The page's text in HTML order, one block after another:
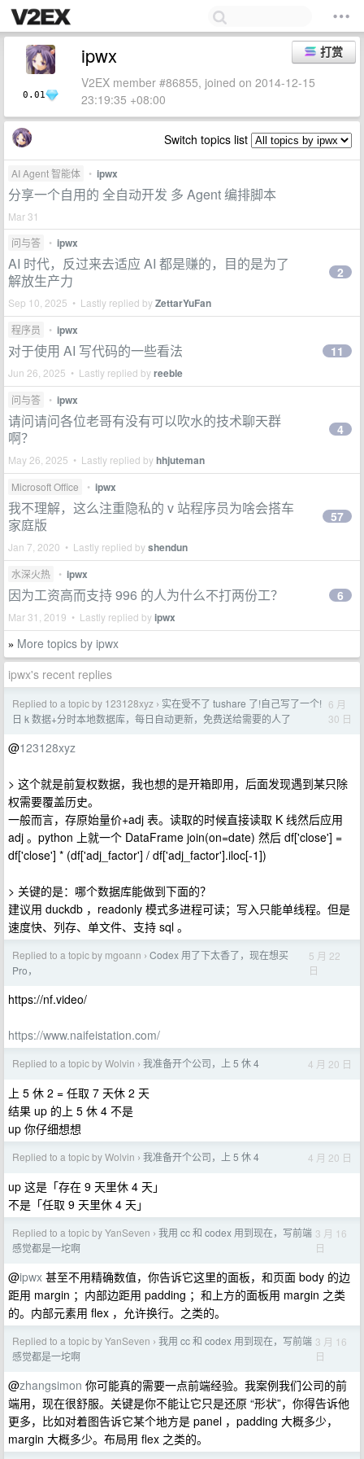
0.01
打赏
ipwx
V2EX member #86855, joined on 2014-12-15
23:19:35 +08:00
Switch topics list
AI Agent 智能体 • ipwx
分享一个自用的 全自动开发 多 Agent 编排脚本
Mar 31
问与答
• ipwx
AI 时代，反过来去适应 AI 都是赚的，目的是为了
解放生产力
Sep 10, 2025 • Lastly replied byZettarYuFan
2
程序员 • ipwx
对于使用 AI 写代码的一些看法
Jun 26, 2025 • Lastly replied byreeble
11
问与答 • ipwx
请问请问各位老哥有没有可以吹水的技术聊天群
啊？
May 26, 2025 • Lastly replied byhhjuteman
4
Microsoft Office • ipwx
我不理解，这么注重隐私的 v 站程序员为啥会搭车
家庭版
Jan 7, 2020 • Lastly replied byshendun
57
水深火热 • ipwx
因为工资高而支持 996 的人为什么不打两份工？
Mar 31, 2019 • Lastly replied byipwx
6
» More topics by ipwx
ipwx's recent replies
Replied to a topic by 123128xyz › 实在受不了 tushare 了!自己写了一个!
日 k 数据+分时本地数据库，每日自动更新，免费送给需要的人了
6 月
30 日
@123128xyz
> 这个就是前复权数据，我也想的是开箱即用，后面发现遇到某只除
权需要覆盖历史。
一般而言，存原始量价+adj 表。读取的时候直接读取 K 线然后应用
adj 。python 上就一个 DataFrame join(on=date) 然后 df['close'] =
df['close'] * (df['adj_factor'] / df['adj_factor'].iloc[-1])
> 关键的是：哪个数据库能做到下面的？
建议用 duckdb ，readonly 模式多进程可读；写入只能单线程。但是
速度快、列存、单文件、支持 sql 。
Replied to a topic by mgoann › Codex 用了下太香了，现在想买
Pro，
5 月 22
日
https://nf.video/
https://www.naifeistation.com/
Replied to a topic by Wolvin › 我准备开个公司，上 5 休 4 4 月 20 日
上 5 休 2 = 任取 7 天休 2 天
结果 up 的上 5 休 4 不是
up 你仔细想想
Replied to a topic by Wolvin › 我准备开个公司，上 5 休 4 4 月 20 日
up 这是「存在 9 天里休 4 天」
不是「任取 9 天里休 4 天」
Replied to a topic by YanSeven › 我用 cc 和 codex 用到现在，写前端
感觉都是一坨啊
3 月 16
日
@ipwx 甚至不用精确数值，你告诉它这里的面板，和页面 body 的边
距用 margin ；内部边距用 padding ；和上方的面板用 margin 之类
的。内部元素用 flex ，允许换行。之类的。
Replied to a topic by YanSeven › 我用 cc 和 codex 用到现在，写前端
感觉都是一坨啊
3 月 16
日
@zhangsimon 你可能真的需要一点前端经验。我案例我们公司的前
端用，现在很舒服。关键是你不能让它只是还原 “形状”，你得告诉他
更多，比如对着图告诉它某个地方是 panel ，padding 大概多少，
margin 大概多少。布局用 flex 之类的。